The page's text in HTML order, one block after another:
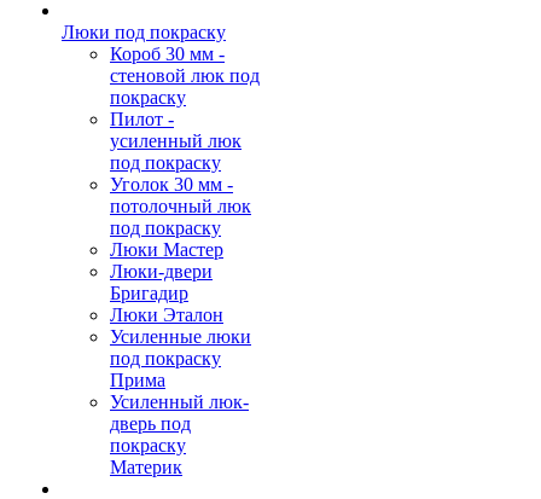
Люки под покраску
Короб 30 мм -
стеновой люк под
покраску
Пилот -
усиленный люк
под покраску
Уголок 30 мм -
потолочный люк
под покраску
Люки Мастер
Люки-двери
Бригадир
Люки Эталон
Усиленные люки
под покраску
Прима
Усиленный люк-
дверь под
покраску
Материк